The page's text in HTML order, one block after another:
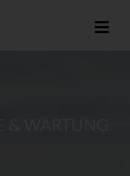
& WARTUNG